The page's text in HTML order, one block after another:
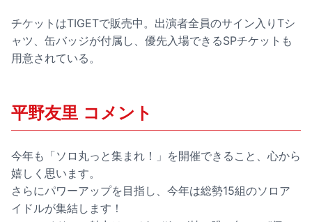
チケットはTIGETで販売中。出演者全員のサイン入りTシ
ャツ、缶バッジが付属し、優先入場できるSPチケットも
用意されている。
平野友里 コメント
今年も「ソロ丸っと集まれ！」を開催できること、心から
嬉しく思います。
さらにパワーアップを目指し、今年は総勢15組のソロア
イドルが集結します！